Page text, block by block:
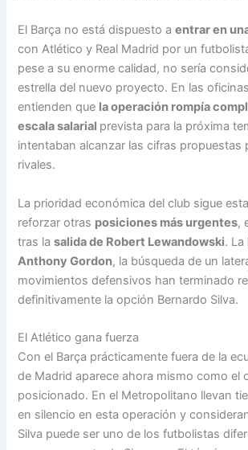
El Barça no está dispuesto aentrar en
con Atlético y Real Madrid por un
pese a su enorme calidad, no sería
estrella del nuevo proyecto. En las
entienden que la operación rompía
escala salarial prevista para la próxima
intentaban alcanzar las cifras propuestas
rivales.
La prioridad económica del club sigue
reforzar otras posiciones más urgentes,
tras lasalida de Robert Lewandowski. La
Anthony Gordon, la búsqueda de un
movimientos defensivos han terminado
definitivamente la opción Bernardo Silva.
El Atlético gana fuerza
Con el Barça prácticamente fuera de la
de Madrid aparece ahora mismo como el
posicionado. En el Metropolitano llevan
en silencio en esta operación y
Silva puede ser uno de los futbolistas